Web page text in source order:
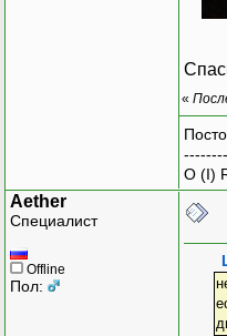
«
O (I)
Aether
Специалист
Offline
Пол: